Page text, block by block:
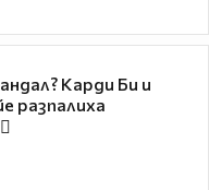
Карди Би и
разпалиха